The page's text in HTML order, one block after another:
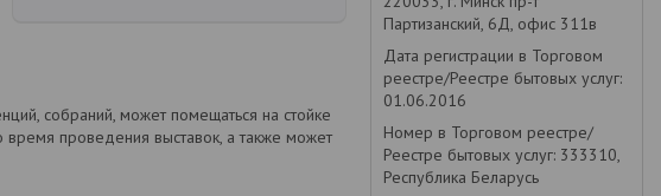
собраний, может помещаться на стойке
проведения выставок, а также может
Партизанский, 6Д, офис 311в
Дата регистрации в Торговом
реестре/Реестре бытовых услуг:
01.06.2016
Номер в Торговом реестре/
Реестре бытовых услуг: 333310,
Республика Беларусь